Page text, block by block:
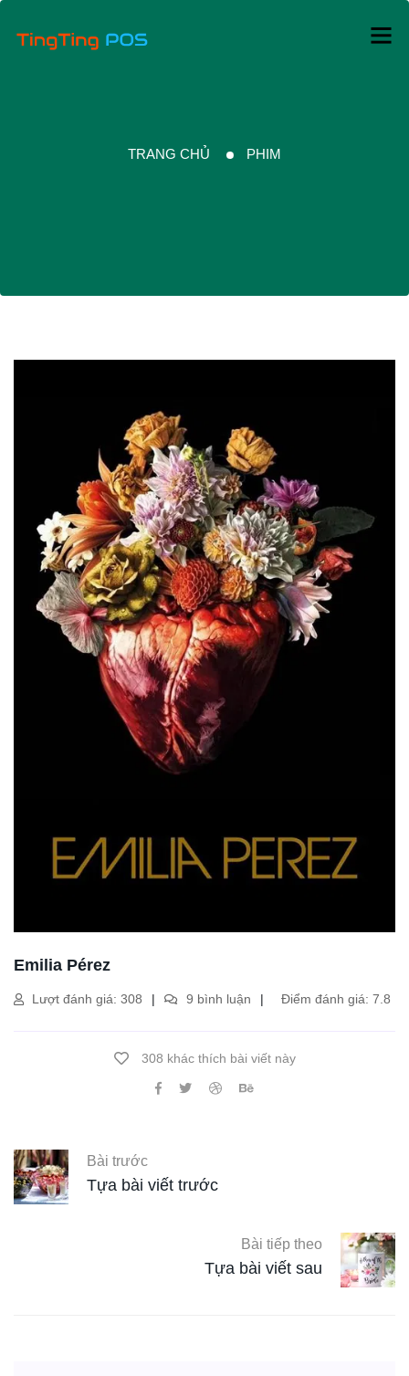
TRANG CHỦ PHIM
Emilia Pérez
Lượt đánh giá: 308 9 bình luận Điểm đánh giá: 7.8
308 khác thích bài viết này
Bài trước
Tựa bài viết trước
Bài tiếp theo
Tựa bài viết sau